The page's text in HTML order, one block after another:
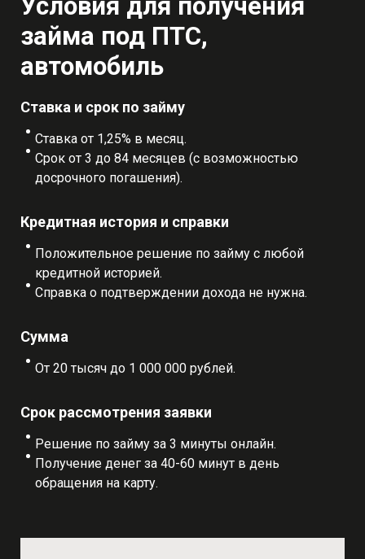
Условия для получения
займа под ПТС,
автомобиль
Ставка и срок по займу
Ставка от 1,25% в месяц.
Срок от 3 до 84 месяцев (с возможностью
досрочного погашения).
Кредитная история и справки
Положительное решение по займу с любой
кредитной историей.
Справка о подтверждении дохода не нужна.
Сумма
От 20 тысяч до 1 000 000 рублей.
Срок рассмотрения заявки
Решение по займу за 3 минуты онлайн.
Получение денег за 40-60 минут в день
обращения на карту.